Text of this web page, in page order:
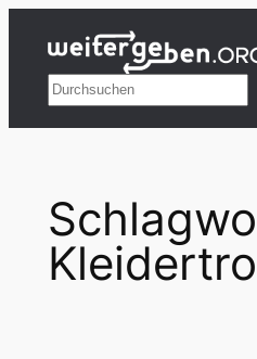
Inhalt
springenSuchen